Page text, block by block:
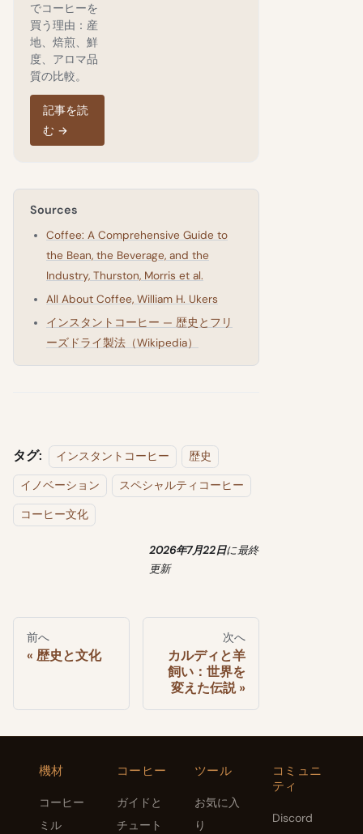
でコーヒーを
買う理由：産
地、焙煎、鮮
度、アロマ品
質の比較。
記事を読
む →
Sources
Coffee: A Comprehensive Guide to
the Bean, the Beverage, and the
Industry, Thurston, Morris et al.
All About Coffee, William H. Ukers
インスタントコーヒー — 歴史とフリ
ーズドライ製法（Wikipedia）
タグ: インスタントコーヒー
歴史
イノベーション
スペシャルティコーヒー
コーヒー文化
2026年7月22日に最終
更新
前へ
歴史と文化
次へ
カルディと羊
飼い：世界を
変えた伝説
機材
コーヒー
ミル
コーヒー
ガイドと
チュート
ツール
お気に入
り
コミュニ
ティ
Discord